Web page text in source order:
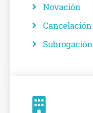
Novación
Subrogación